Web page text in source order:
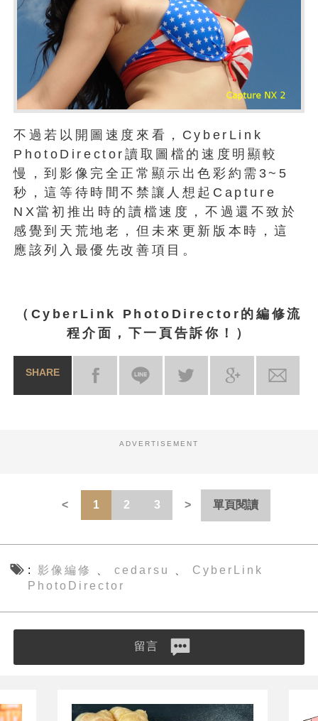
不過若以開圖速度來看，CyberLink
PhotoDirector讀取圖檔的速度明顯較
慢，到影像完全正常顯示出色彩約需3~5
秒，這等待時間不禁讓人想起Capture
NX當初推出時的讀檔速度，不過還不致於
感覺到天荒地老，但未來更新版本時，這
應該列入最優先改善項目。
（CyberLink PhotoDirector的編修流
程介面，下一頁告訴你！）
SHARE
ADVERTISEMENT
1 2 3 單頁閱讀
影像編修 cedarsu
CyberLink
PhotoDirector
留言